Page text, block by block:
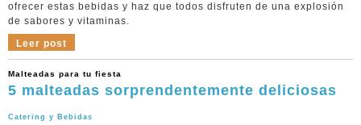
ofrecer estas bebidas y haz que todos disfruten de una explosión
de sabores y vitaminas.
Leer post
Malteadas para tu fiesta
5 malteadas sorprendentemente deliciosas
Catering y Bebidas